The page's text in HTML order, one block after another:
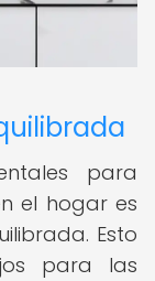
para
el hogar es
Esto
para las